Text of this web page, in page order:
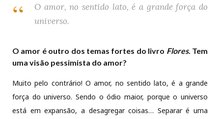
O amor, no sentido lato, é a grande força do
universo.
O amor é outro dos temas fortes do livro Flores. Tem
uma visão pessimista do amor?
Muito pelo contrário! O amor, no sentido lato, é a grande
força do universo. Sendo o ódio maior, porque o universo
está em expansão, a desagregar coisas… Separar é uma